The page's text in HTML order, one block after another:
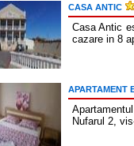
CASA ANTIC
Casa Antic
cazare in 8
APARTAMENT
Nufarul 2,